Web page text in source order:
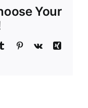
Your
Tumblr Pinterest
Vk
Xing